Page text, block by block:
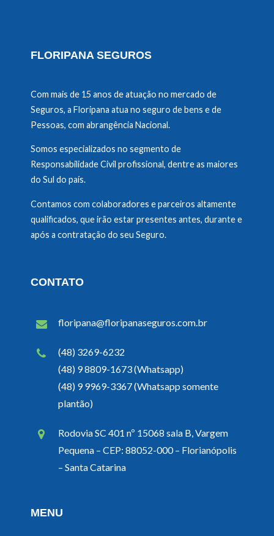
FLORIPANA SEGUROS
Com mais de 15 anos de atuação no mercado de
Seguros, a Floripana atua no seguro de bens e de
Pessoas, com abrangência Nacional.
Somos especializados no segmento de
Responsabilidade Civil profissional, dentre as maiores
do Sul do país.
Contamos com colaboradores e parceiros altamente
qualificados, que irão estar presentes antes, durante e
após a contratação do seu Seguro.
CONTATO
floripana@floripanaseguros.com.br
(48) 3269-6232
(48) 9 8809-1673 (Whatsapp)
(48) 9 9969-3367 (Whatsapp somente
plantão)
Rodovia SC 401 nº 15068 sala B, Vargem
Pequena – CEP: 88052-000 – Florianópolis
– Santa Catarina
MENU